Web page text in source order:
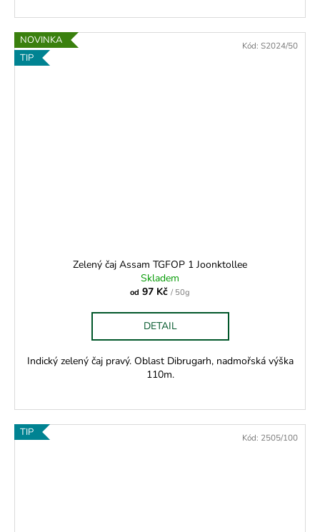
NOVINKA
TIP
Zelený čaj Assam TGFOP 1 Joonktollee
Skladem
od 97 Kč / 50g
DETAIL
Indický zelený čaj pravý. Oblast Dibrugarh, nadmořská výška
110m.
Kód: S2024/50
TIP Kód: 2505/100